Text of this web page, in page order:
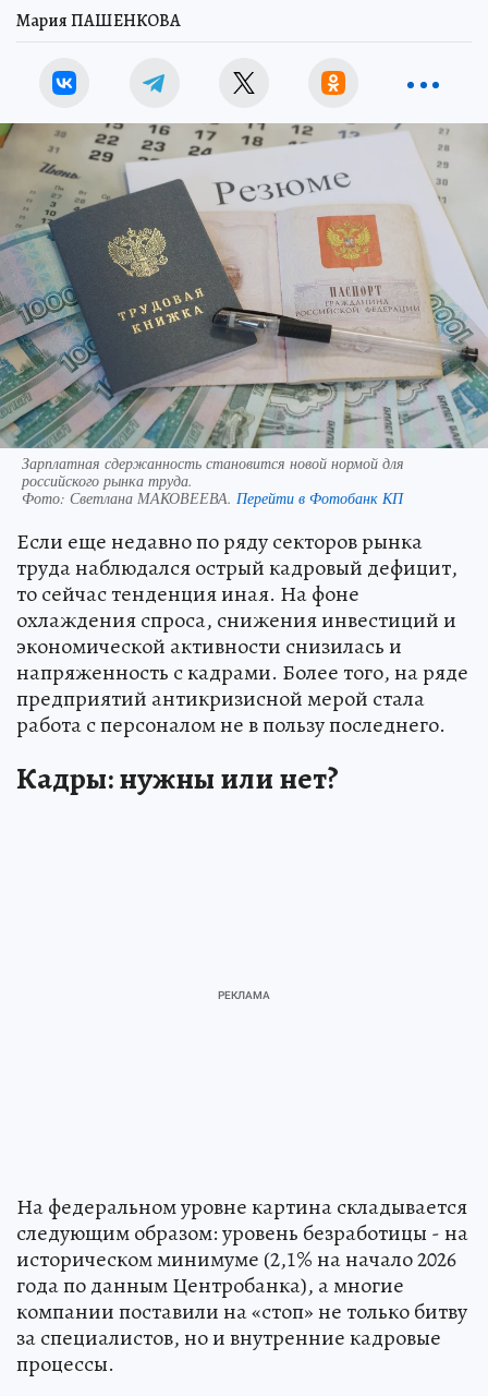
Мария ПАШЕНКОВА
Зарплатная сдержанность становится новой нормой для
российского рынка труда.
Фото: Светлана МАКОВЕЕВА. Перейти в Фотобанк КП
Если еще недавно по ряду секторов рынка
труда наблюдался острый кадровый дефицит,
то сейчас тенденция иная. На фоне
охлаждения спроса, снижения инвестиций и
экономической активности снизилась и
напряженность с кадрами. Более того, на ряде
предприятий антикризисной мерой стала
работа с персоналом не в пользу последнего.
Кадры: нужны или нет?
На федеральном уровне картина складывается
следующим образом: уровень безработицы - на
историческом минимуме (2,1% на начало 2026
года по данным Центробанка), а многие
компании поставили на «стоп» не только битву
за специалистов, но и внутренние кадровые
процессы.